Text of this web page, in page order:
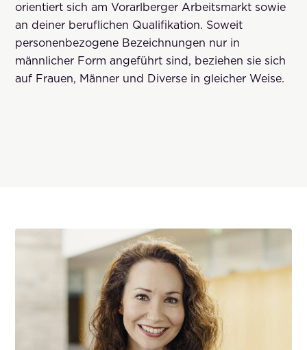
orientiert sich am Vorarlberger Arbeitsmarkt sowie
an deiner beruflichen Qualifikation. Soweit
personenbezogene Bezeichnungen nur in
männlicher Form angeführt sind, beziehen sie sich
auf Frauen, Männer und Diverse in gleicher Weise.